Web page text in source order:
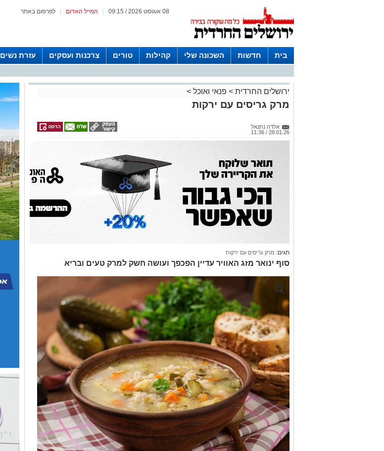
לפרסום באתר המייל האדום 08 אוגוסט 2026 / 09:15
בית חדשות השכונה שלי קהילות טורים צרכנות ועסקים עזרת נשים
ירושלים החרדית > פנאי ואוכל >
מרק גריסים עם ירקות
אלדה נתנאל
28.01.26 / 11:36
תגים: מרק גריסים עם ירקות
סוף ינואר מזג האוויר עדיין הפכפך ועושה חשק למרק טעים ובריא